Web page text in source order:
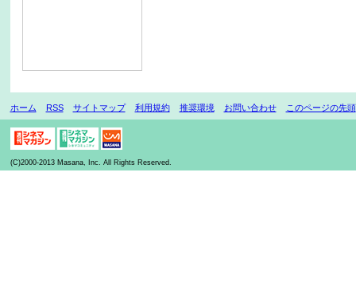
ホーム RSS サイトマップ 利用規約 推奨環境 お問い合わせ このページの先頭
(C)2000-2013 Masana, Inc. All Rights Reserved.